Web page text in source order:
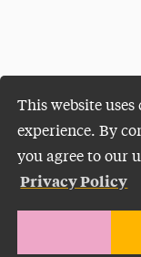
This website uses
experience. By
you agree to our
Privacy Policy